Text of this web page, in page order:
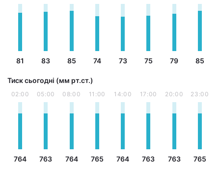
81 83 85 74 73 75 79 85
Тиск сьогодні (мм рт.ст.)
02:00
764
05:00
763
08:00
764
11:00
765
14:00
764
17:00
763
20:00
763
23:00
765